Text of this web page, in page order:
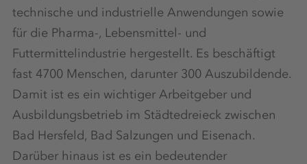
technische und industrielle Anwendungen sowie
für die Pharma-, Lebensmittel- und
Futtermittelindustrie hergestellt. Es beschäftigt
fast 4700 Menschen, darunter 300 Auszubildende.
Damit ist es ein wichtiger Arbeitgeber und
Ausbildungsbetrieb im Städtedreieck zwischen
Bad Hersfeld, Bad Salzungen und Eisenach.
Darüber hinaus ist es ein bedeutender